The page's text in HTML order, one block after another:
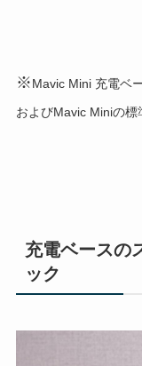
※Mavic Mini 充電ベ
およびMavic Miniの標
充電ベースの
ック